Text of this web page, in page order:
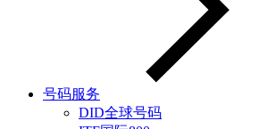
号码服务
DID全球号码